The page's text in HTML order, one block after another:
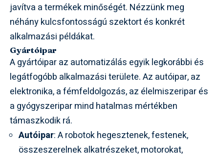
javítva a termékek minőségét. Nézzünk meg
néhány kulcsfontosságú szektort és konkrét
alkalmazási példákat.
Gyártóipar
A gyártóipar az automatizálás egyik legkorábbi és
legátfogóbb alkalmazási területe. Az autóipar, az
elektronika, a fémfeldolgozás, az élelmiszeripar és
a gyógyszeripar mind hatalmas mértékben
támaszkodik rá.
Autóipar: A robotok hegesztenek, festenek,
összeszerelnek alkatrészeket, motorokat,